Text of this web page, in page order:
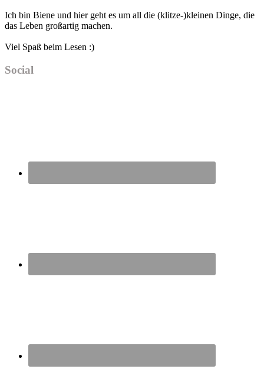
Ich bin Biene und hier geht es um all die (klitze-)kleinen Dinge, die
das Leben großartig machen.
Viel Spaß beim Lesen :)
Social